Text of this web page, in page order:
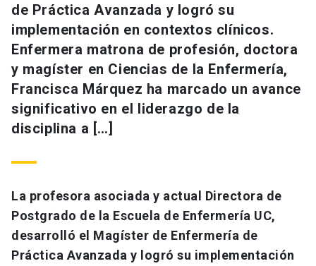
de Práctica Avanzada y logró su
implementación en contextos clínicos.
Enfermera matrona de profesión, doctora
y magíster en Ciencias de la Enfermería,
Francisca Márquez ha marcado un avance
significativo en el liderazgo de la
disciplina a […]
La profesora asociada y actual Directora de
Postgrado de la Escuela de Enfermería UC,
desarrolló el Magíster de Enfermería de
Práctica Avanzada y logró su implementación